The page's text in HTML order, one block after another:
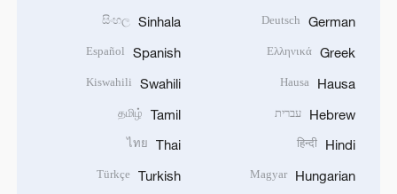
German
Deutsch
Greek
Ελληνικά
Hausa
Hausa
Hebrew עברית
Hindi
हिन्दी
Hungarian
Magyar
Sinhala
සිංහල
Spanish
Español
Swahili
Kiswahili
Tamil
தமிழ்
Thai
ไทย
Turkish
Türkçe